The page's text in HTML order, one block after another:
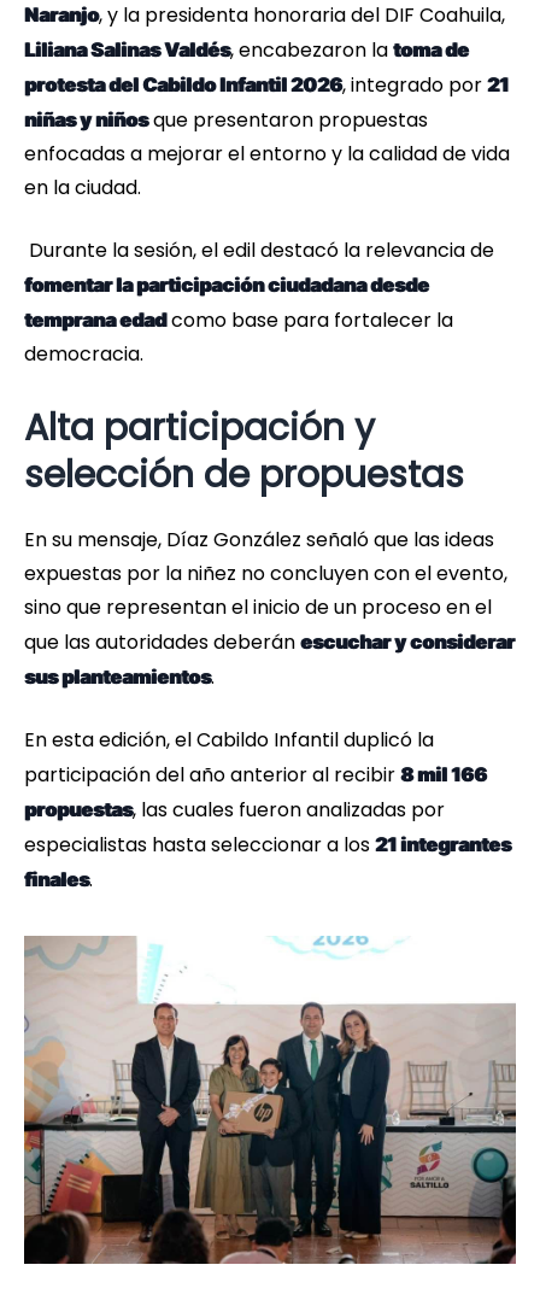
Naranjo, y la presidenta honoraria del DIF Coahuila,
Liliana Salinas Valdés, encabezaron la toma de
protesta del Cabildo Infantil 2026, integrado por 21
niñas y niñosque presentaron propuestas
enfocadas a mejorar el entorno y la calidad de vida
en la ciudad.
Durante la sesión, el edil destacó la relevancia de
fomentar la participación ciudadana desde
temprana edadcomo base para fortalecer la
democracia.
Alta participación y
selección de propuestas
En su mensaje, Díaz González señaló que las ideas
expuestas por la niñez no concluyen con el evento,
sino que representan el inicio de un proceso en el
que las autoridades deberán escuchar y considerar
sus planteamientos.
En esta edición, el Cabildo Infantil duplicó la
participación del año anterior al recibir 8 mil 166
propuestas, las cuales fueron analizadas por
especialistas hasta seleccionar a los 21 integrantes
finales.